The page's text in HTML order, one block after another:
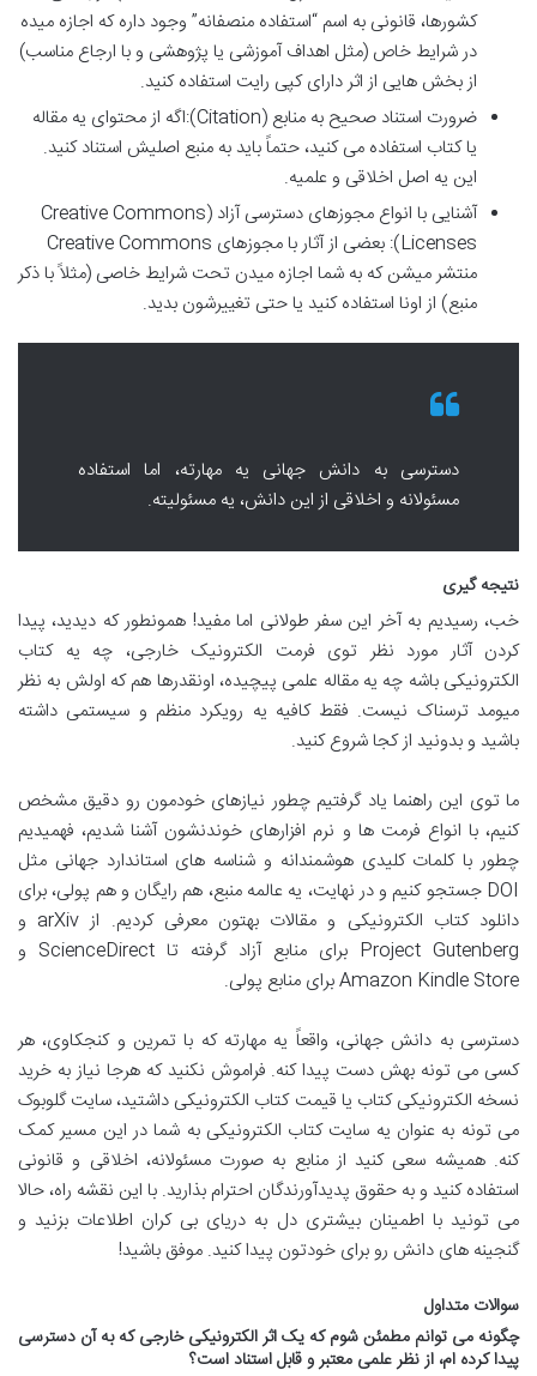
کشورها، قانونی به اسم “استفاده منصفانه” وجود داره که اجازه میده
در شرایط خاص (مثل اهداف آموزشی یا پژوهشی و با ارجاع مناسب)
از بخش هایی از اثر دارای کپی رایت استفاده کنید.
ضرورت استناد صحیح به منابع (Citation):اگه از محتوای یه مقاله
یا کتاب استفاده می کنید، حتماً باید به منبع اصلیش استناد کنید.
این یه اصل اخلاقی و علمیه.
آشنایی با انواع مجوزهای دسترسی آزاد (Creative Commons
Licenses): بعضی از آثار با مجوزهای Creative Commons
منتشر میشن که به شما اجازه میدن تحت شرایط خاصی (مثلاً با ذکر
منبع) از اونا استفاده کنید یا حتی تغییرشون بدید.
دسترسی به دانش جهانی یه مهارته، اما استفاده
مسئولانه و اخلاقی از این دانش، یه مسئولیته.
نتیجه گیری
خب، رسیدیم به آخر این سفر طولانی اما مفید! همونطور که دیدید، پیدا
کردن آثار مورد نظر توی فرمت الکترونیک خارجی، چه یه کتاب
الکترونیکی باشه چه یه مقاله علمی پیچیده، اونقدرها هم که اولش به نظر
میومد ترسناک نیست. فقط کافیه یه رویکرد منظم و سیستمی داشته
باشید و بدونید از کجا شروع کنید.
ما توی این راهنما یاد گرفتیم چطور نیازهای خودمون رو دقیق مشخص
کنیم، با انواع فرمت ها و نرم افزارهای خوندنشون آشنا شدیم، فهمیدیم
چطور با کلمات کلیدی هوشمندانه و شناسه های استاندارد جهانی مثل
DOI جستجو کنیم و در نهایت، یه عالمه منبع، هم رایگان و هم پولی، برای
دانلود کتاب الکترونیکی و مقالات بهتون معرفی کردیم. از arXiv و
Project Gutenberg برای منابع آزاد گرفته تا ScienceDirect و
Amazon Kindle Store برای منابع پولی.
دسترسی به دانش جهانی، واقعاً یه مهارته که با تمرین و کنجکاوی، هر
کسی می تونه بهش دست پیدا کنه. فراموش نکنید که هرجا نیاز به خرید
نسخه الکترونیکی کتاب یا قیمت کتاب الکترونیکی داشتید، سایت گلوبوک
می تونه به عنوان یه سایت کتاب الکترونیکی به شما در این مسیر کمک
کنه. همیشه سعی کنید از منابع به صورت مسئولانه، اخلاقی و قانونی
استفاده کنید و به حقوق پدیدآورندگان احترام بذارید. با این نقشه راه، حالا
می تونید با اطمینان بیشتری دل به دریای بی کران اطلاعات بزنید و
گنجینه های دانش رو برای خودتون پیدا کنید. موفق باشید!
سوالات متداول
چگونه می توانم مطمئن شوم که یک اثر الکترونیکی خارجی که به آن دسترسی
پیدا کرده ام، از نظر علمی معتبر و قابل استناد است؟